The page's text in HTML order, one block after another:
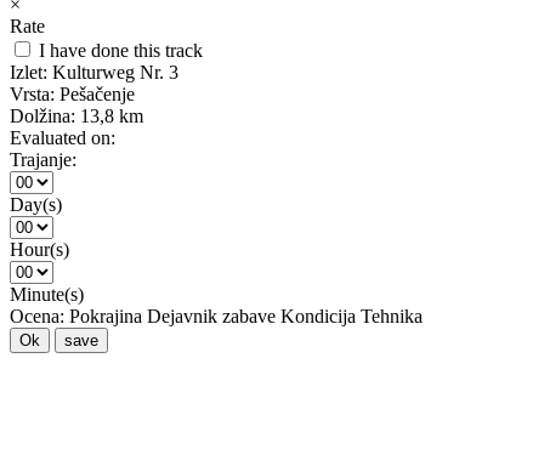
×
Rate
I have done this track
Izlet: Kulturweg Nr. 3
Vrsta: Pešačenje
Dolžina: 13,8 km
Evaluated on:
Trajanje:
Day(s)
Hour(s)
Minute(s)
Ocena: Pokrajina Dejavnik zabave Kondicija Tehnika
Ok save